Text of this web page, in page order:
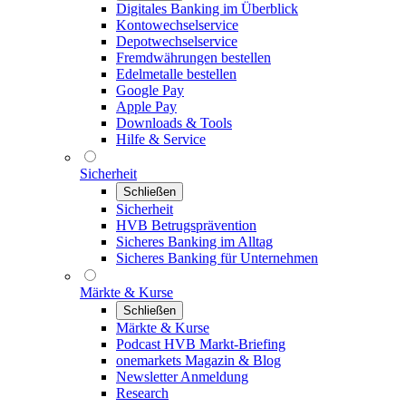
Digitales Banking im Überblick
Kontowechselservice
Depotwechselservice
Fremdwährungen bestellen
Edelmetalle bestellen
Google Pay
Apple Pay
Downloads & Tools
Hilfe & Service
Sicherheit
Schließen
Sicherheit
HVB Betrugsprävention
Sicheres Banking im Alltag
Sicheres Banking für Unternehmen
Märkte & Kurse
Schließen
Märkte & Kurse
Podcast HVB Markt-Briefing
onemarkets Magazin & Blog
Newsletter Anmeldung
Research